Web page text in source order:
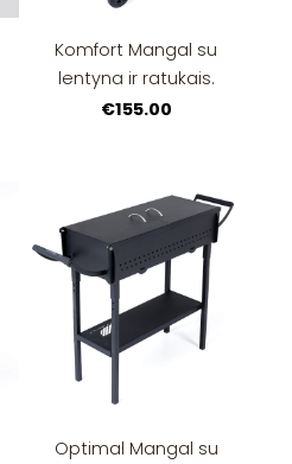
Komfort Mangal su
lentyna ir ratukais.
€155.00
Optimal Mangal su